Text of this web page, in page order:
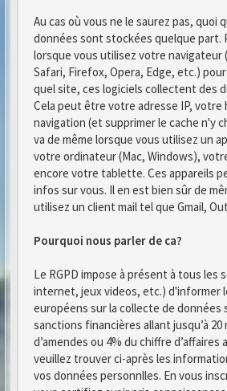
Au cas où vous ne le saurez pas, quoi
données sont stockées quelque part.
lorsque vous utilisez votre navigateur
Safari, Firefox, Opera, Edge, etc.)
quel site, ces logiciels collectent des
Cela peut être votre adresse IP, votre
navigation (et supprimer le cache n'y
va de même lorsque vous utilisez un
votre ordinateur (Mac, Windows),
encore votre tablette. Ces appareils
infos sur vous. Il en est bien sûr de
utilisez un client mail tel que Gmail,
Pourquoi nous parler de ca?
Le RGPD impose à présent à tous les
internet, jeux videos, etc.) d'informer
européens sur la collecte de données
sanctions financières allant jusqu’à 20
d’amendes ou 4% du chiffre d’affaires
veuillez trouver ci-après les
vos données personnlles. En vous